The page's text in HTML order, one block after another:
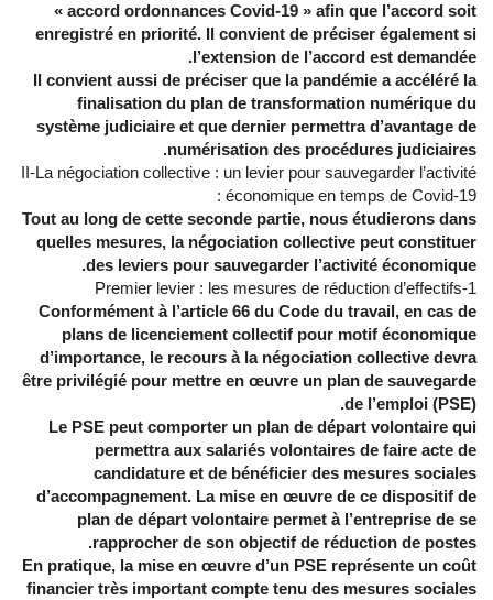
« accord ordonnances Covid-19 » afin que l’accord soit
enregistré en priorité. Il convient de préciser également si
l’extension de l’accord est demandée.
Il convient aussi de préciser que la pandémie a accéléré la
finalisation du plan de transformation numérique du
système judiciaire et que dernier permettra d’avantage de
numérisation des procédures judiciaires.
II-La négociation collective : un levier pour sauvegarder l’activité
économique en temps de Covid-19 :
Tout au long de cette seconde partie, nous étudierons dans
quelles mesures, la négociation collective peut constituer
des leviers pour sauvegarder l’activité économique.
1-Premier levier : les mesures de réduction d’effectifs
Conformément à l’article 66 du Code du travail, en cas de
plans de licenciement collectif pour motif économique
d’importance, le recours à la négociation collective devra
être privilégié pour mettre en œuvre un plan de sauvegarde
de l’emploi (PSE).
Le PSE peut comporter un plan de départ volontaire qui
permettra aux salariés volontaires de faire acte de
candidature et de bénéficier des mesures sociales
d’accompagnement. La mise en œuvre de ce dispositif de
plan de départ volontaire permet à l’entreprise de se
rapprocher de son objectif de réduction de postes.
En pratique, la mise en œuvre d’un PSE représente un coût
financier très important compte tenu des mesures sociales